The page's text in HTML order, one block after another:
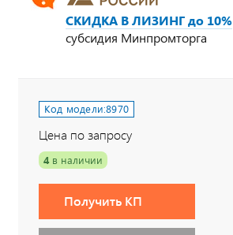
СКИДКА В ЛИЗИНГ до 10%
субсидия Минпромторга
Код модели:8970
Цена по запросу
4 в наличии
Получить КП